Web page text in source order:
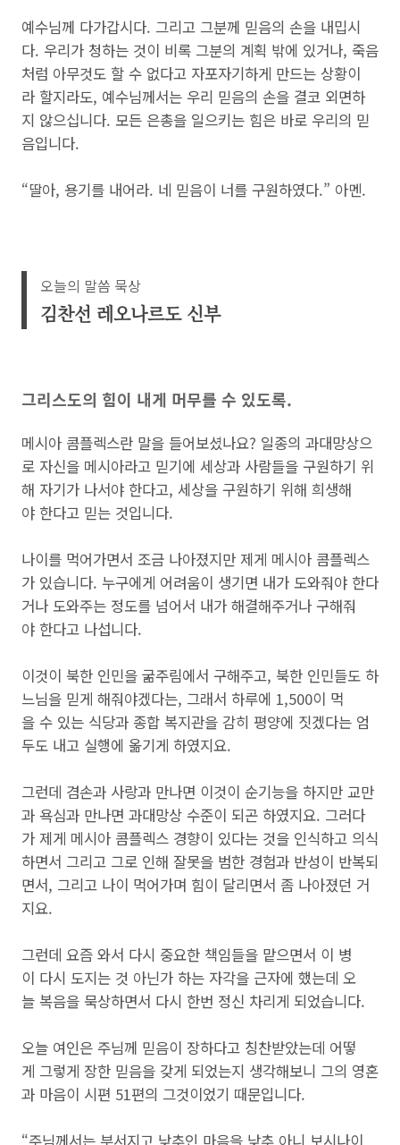
예수님께 다가갑시다. 그리고 그분께 믿음의 손을 내밉시
다. 우리가 청하는 것이 비록 그분의 계획 밖에 있거나, 죽음
처럼 아무것도 할 수 없다고 자포자기하게 만드는 상황이
라 할지라도, 예수님께서는 우리 믿음의 손을 결코 외면하
지 않으십니다. 모든 은총을 일으키는 힘은 바로 우리의 믿
음입니다.
“딸아, 용기를 내어라. 네 믿음이 너를 구원하였다.” 아멘.
오늘의 말씀 묵상
김찬선 레오나르도 신부
그리스도의 힘이 내게 머무를 수 있도록.
메시아 콤플렉스란 말을 들어보셨나요? 일종의 과대망상으
로 자신을 메시아라고 믿기에 세상과 사람들을 구원하기 위
해 자기가 나서야 한다고, 세상을 구원하기 위해 희생해
야 한다고 믿는 것입니다.
나이를 먹어가면서 조금 나아졌지만 제게 메시아 콤플렉스
가 있습니다. 누구에게 어려움이 생기면 내가 도와줘야 한다
거나 도와주는 정도를 넘어서 내가 해결해주거나 구해줘
야 한다고 나섭니다.
이것이 북한 인민을 굶주림에서 구해주고, 북한 인민들도 하
느님을 믿게 해줘야겠다는, 그래서 하루에 1,500이 먹
을 수 있는 식당과 종합 복지관을 감히 평양에 짓겠다는 엄
두도 내고 실행에 옮기게 하였지요.
그런데 겸손과 사랑과 만나면 이것이 순기능을 하지만 교만
과 욕심과 만나면 과대망상 수준이 되곤 하였지요. 그러다
가 제게 메시아 콤플렉스 경향이 있다는 것을 인식하고 의식
하면서 그리고 그로 인해 잘못을 범한 경험과 반성이 반복되
면서, 그리고 나이 먹어가며 힘이 달리면서 좀 나아졌던 거
지요.
그런데 요즘 와서 다시 중요한 책임들을 맡으면서 이 병
이 다시 도지는 것 아닌가 하는 자각을 근자에 했는데 오
늘 복음을 묵상하면서 다시 한번 정신 차리게 되었습니다.
오늘 여인은 주님께 믿음이 장하다고 칭찬받았는데 어떻
게 그렇게 장한 믿음을 갖게 되었는지 생각해보니 그의 영혼
과 마음이 시편 51편의 그것이었기 때문입니다.
“주님께서는 부서지고 낮추인 마음을 낮추 아니 보시나이